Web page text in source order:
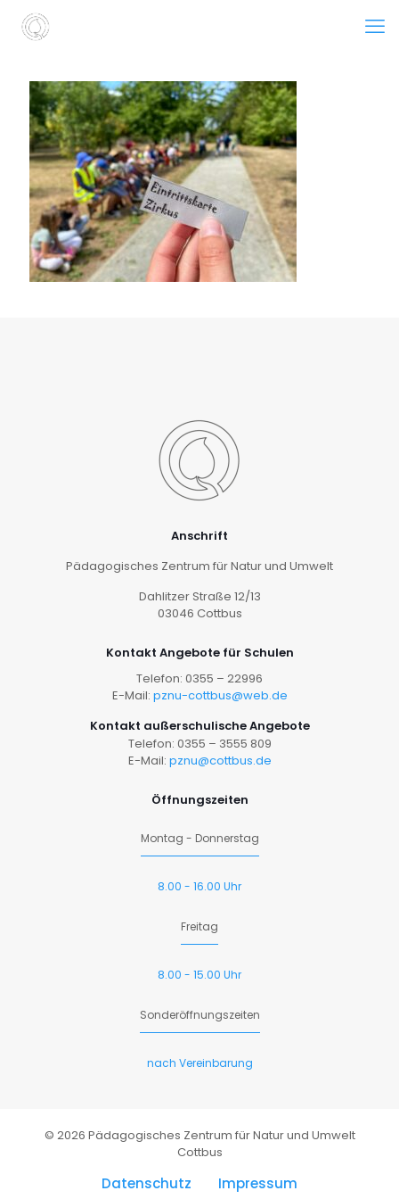
Anschrift
Pädagogisches Zentrum für Natur und Umwelt
Dahlitzer Straße 12/13
03046 Cottbus
Kontakt Angebote für Schulen
Telefon: 0355 – 22996
E-Mail: pznu-cottbus@web.de
Kontakt außerschulische Angebote
Telefon: 0355 – 3555 809
E-Mail: pznu@cottbus.de
Öffnungszeiten
Montag - Donnerstag
8.00 - 16.00 Uhr
Freitag
8.00 - 15.00 Uhr
Sonderöffnungszeiten
nach Vereinbarung
© 2026 Pädagogisches Zentrum für Natur und Umwelt
Cottbus
Datenschutz Impressum